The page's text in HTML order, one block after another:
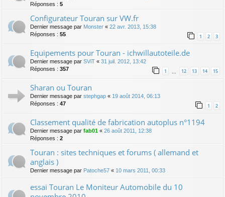
Réponses : 5
Configurateur Touran sur VW.fr
Dernier message par Monster « 22 avr. 2013, 15:38
Réponses : 55 1 2 3
Equipements pour Touran - ichwillautoteile.de
Dernier message par SViT « 31 juil. 2012, 13:42
Réponses : 357 1 12 13 14 15
Sharan ou Touran
Dernier message par stephgap « 19 août 2014, 06:13
Réponses : 47 1 2
Classement qualité de fabrication autoplus n°1194
Dernier message par fab01 « 26 août 2011, 12:38
Réponses : 2
Touran : sites techniques et forums ( allemand et
anglais )
Dernier message par Patoche57 « 10 mars 2011, 00:33
essai Touran Le Moniteur Automobile du 10